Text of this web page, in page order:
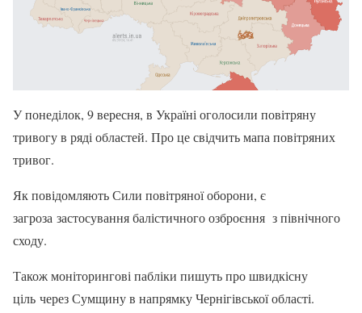
У понеділок, 9 вересня, в Україні оголосили повітряну
тривогу в ряді областей. Про це свідчить мапа повітряних
тривог.
Як повідомляють Сили повітряної оборони, є
загроза застосування балістичного озброєння з північного
сходу.
Також моніторингові пабліки пишуть про швидкісну
ціль через Сумщину в напрямку Чернігівської області.